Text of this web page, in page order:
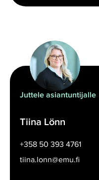
Juttele asiantuntijalle
Tiina Lönn
+358 50 393 4761
tiina.lonn@emu.fi